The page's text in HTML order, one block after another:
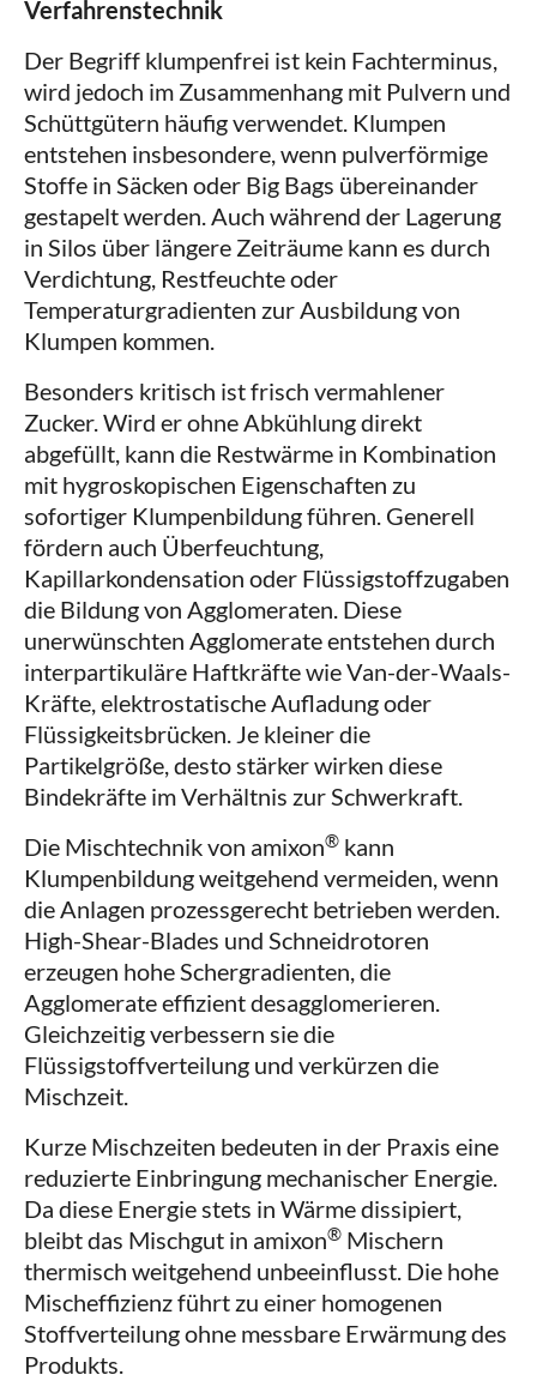
Verfahrenstechnik
Der Begriff klumpenfrei ist kein Fachterminus,
wird jedoch im Zusammenhang mit Pulvern und
Schüttgütern häufig verwendet. Klumpen
entstehen insbesondere, wenn pulverförmige
Stoffe in Säcken oder Big Bags übereinander
gestapelt werden. Auch während der Lagerung
in Silos über längere Zeiträume kann es durch
Verdichtung, Restfeuchte oder
Temperaturgradienten zur Ausbildung von
Klumpen kommen.
Besonders kritisch ist frisch vermahlener
Zucker. Wird er ohne Abkühlung direkt
abgefüllt, kann die Restwärme in Kombination
mit hygroskopischen Eigenschaften zu
sofortiger Klumpenbildung führen. Generell
fördern auch Überfeuchtung,
Kapillarkondensation oder Flüssigstoffzugaben
die Bildung von Agglomeraten. Diese
unerwünschten Agglomerate entstehen durch
interpartikuläre Haftkräfte wie Van-der-Waals-
Kräfte, elektrostatische Aufladung oder
Flüssigkeitsbrücken. Je kleiner die
Partikelgröße, desto stärker wirken diese
Bindekräfte im Verhältnis zur Schwerkraft.
Die Mischtechnik von amixon® kann
Klumpenbildung weitgehend vermeiden, wenn
die Anlagen prozessgerecht betrieben werden.
High-Shear-Blades und Schneidrotoren
erzeugen hohe Schergradienten, die
Agglomerate effizient desagglomerieren.
Gleichzeitig verbessern sie die
Flüssigstoffverteilung und verkürzen die
Mischzeit.
Kurze Mischzeiten bedeuten in der Praxis eine
reduzierte Einbringung mechanischer Energie.
Da diese Energie stets in Wärme dissipiert,
bleibt das Mischgut in amixon® Mischern
thermisch weitgehend unbeeinflusst. Die hohe
Mischeffizienz führt zu einer homogenen
Stoffverteilung ohne messbare Erwärmung des
Produkts.